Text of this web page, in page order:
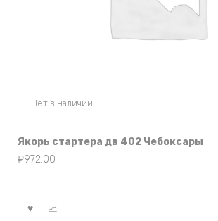
Нет в наличии
Якорь стартера дв 402 Чебоксары
₽972.00